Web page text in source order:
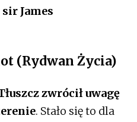
sir James
(Rydwan Życia)
zwrócił uwagę
. Stało się to dla